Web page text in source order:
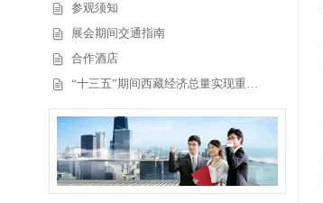
参观须知
展会期间交通指南
合作酒店
“十三五”期间西藏经济总量实现重…